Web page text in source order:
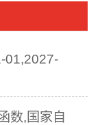
01,2027-
数,国家自